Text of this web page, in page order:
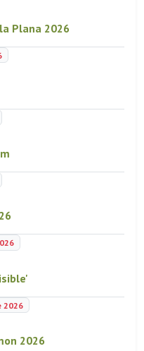
Plana 2026
2026
2026